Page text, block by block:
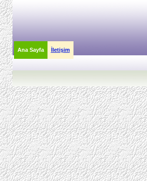
Ana Sayfa İletişim